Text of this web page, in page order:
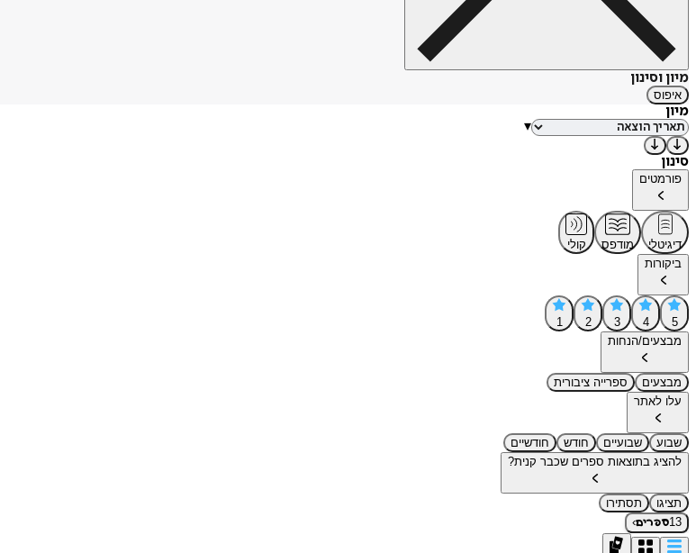
מיון וסינון
איפוס
מיון
▾
סינון
פורמטים
דיגיטלי מודפס
קולי
ביקורות
5
4
3
2
1
מבצעים/הנחות
מבצעים
ספרייה ציבורית
עלו לאתר
שבוע שבועיים חודש
חודשיים
להציג בתוצאות ספרים שכבר קנית?
תציגו
תסתירו
13ספרים›